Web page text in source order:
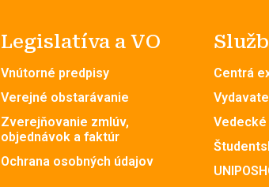
Legislatíva a VO
Vnútorné predpisy
Verejné obstarávanie
Zverejňovanie zmlúv,
objednávok a faktúr
Ochrana osobných údajov
Centrá